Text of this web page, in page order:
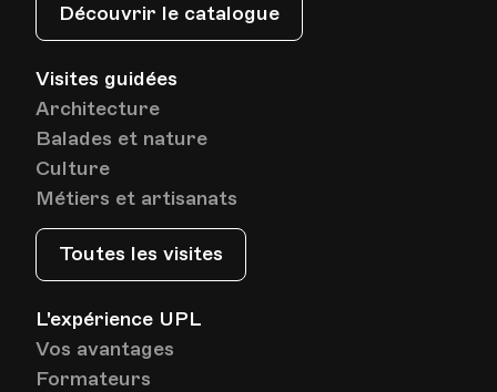
Lieu
HEP - Haute Ecole Pédagogique - Salle 723
1005, Lausanne
Av. de Cour 33
Date
04.06.2025
Lieu
HEP - Haute Ecole Pédagogique - Salle 723
1005, Lausanne
Av. de Cour 33
Découvrir le catalogue
Visites guidées
Architecture
Balades et nature
Culture
Métiers et artisanats
Toutes les visites
L'expérience UPL
Vos avantages
Formateurs